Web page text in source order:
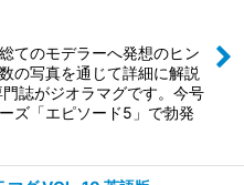
てのモデラーへ発想のヒン
の写真を通じて詳細に解説
誌がジオラマグです。今号
ズ「エピソード5」で勃発